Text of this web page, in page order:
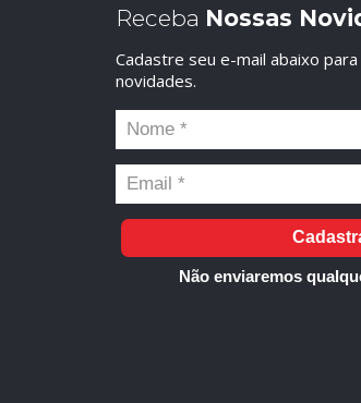
Receba Nossas
Cadastre seu e-mail abaixo
novidades.
Não enviaremos